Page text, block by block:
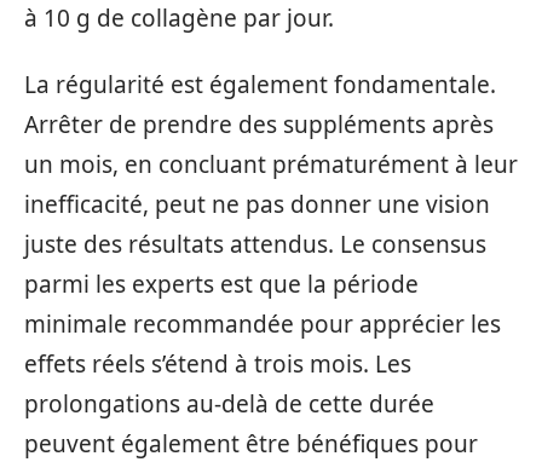
à 10 g de collagène par jour.
La régularité est également fondamentale.
Arrêter de prendre des suppléments après
un mois, en concluant prématurément à leur
inefficacité, peut ne pas donner une vision
juste des résultats attendus. Le consensus
parmi les experts est que la période
minimale recommandée pour apprécier les
effets réels s’étend à trois mois. Les
prolongations au-delà de cette durée
peuvent également être bénéfiques pour